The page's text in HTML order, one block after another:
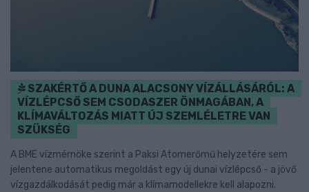
SZAKÉRTŐ A DUNA ALACSONY VÍZÁLLÁSÁRÓL: A
VÍZLÉPCSŐ SEM CSODASZER ÖNMAGÁBAN, A
KLÍMAVÁLTOZÁS MIATT ÚJ SZEMLÉLETRE VAN
SZÜKSÉG
A BME vízmérnöke szerint a Paksi Atomerőmű helyzetére sem
jelentene automatikus megoldást egy új dunai vízlépcső - a jövő
vízgazdálkodását pedig már a klímamodellekre kell alapozni.